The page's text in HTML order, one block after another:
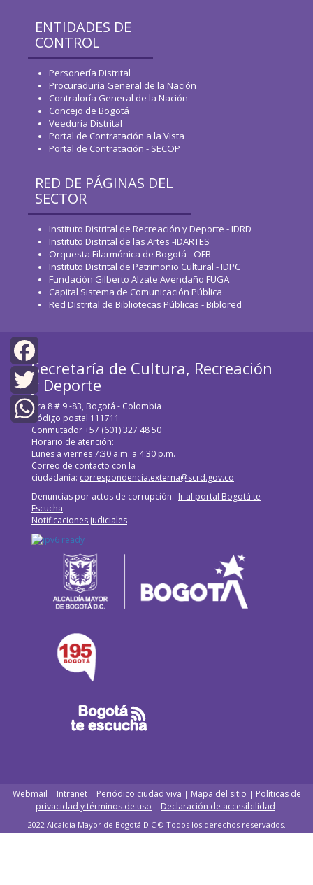
Facebook
Twitter
WhatsApp
ENTIDADES DE
CONTROL
Personería Distrital
Procuraduría General de la Nación
Contraloría General de la Nación
Concejo de Bogotá
Veeduría Distrital
Portal de Contratación a la Vista
Portal de Contratación - SECOP
RED DE PÁGINAS DEL
SECTOR
Instituto Distrital de Recreación y Deporte - IDRD
Instituto Distrital de las Artes -IDARTES
Orquesta Filarmónica de Bogotá - OFB
Instituto Distrital de Patrimonio Cultural - IDPC
Fundación Gilberto Alzate Avendaño FUGA
Capital Sistema de Comunicación Pública
Red Distrital de Bibliotecas Públicas - Biblored
Secretaría de Cultura, Recreación
y Deporte
Cra 8 # 9 -83, Bogotá - Colombia
Código postal 111711
Conmutador +57 (601) 327 48 50
Horario de atención:
Lunes a viernes 7:30 a.m. a 4:30 p.m.
Correo de contacto con la
ciudadanía: correspondencia.externa@scrd.gov.co
Denuncias por actos de corrupción: Ir al portal Bogotá te
Escucha
Notificaciones judiciales
Webmail | Intranet| Periódico ciudad viva | Mapa del sitio | Políticas de
privacidad y términos de uso | Declaración de accesibilidad
2022 Alcaldía Mayor de Bogotá D.C © Todos los derechos reservados.